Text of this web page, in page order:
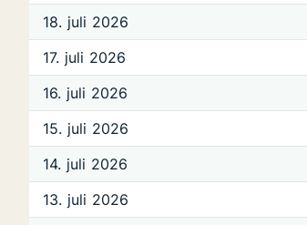
18. juli 2026
17. juli 2026
16. juli 2026
15. juli 2026
14. juli 2026
13. juli 2026